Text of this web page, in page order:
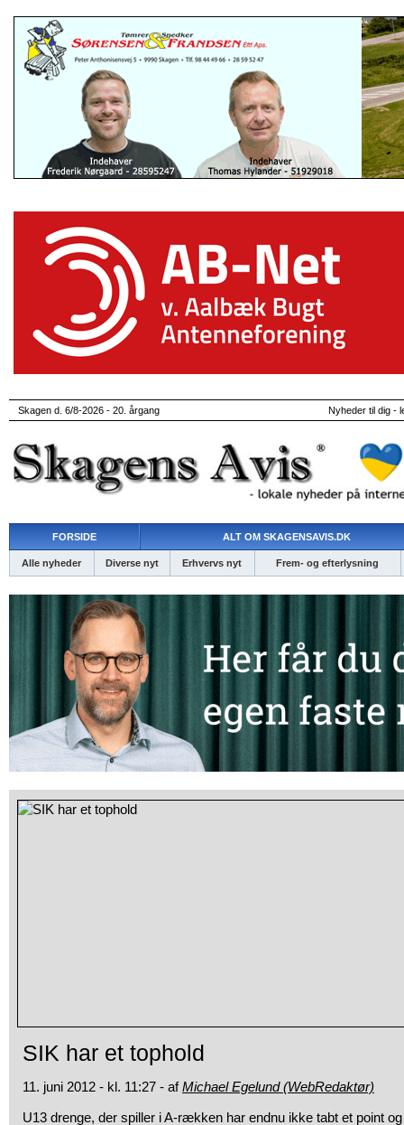
Skagen d. 6/8-2026 - 20. årgang Nyheder til dig -
FORSIDE ALT OM SKAGENSAVIS.DK
Alle nyheder Diverse nyt Erhvervs nyt Frem- og efterlysning
SIK har et tophold
11. juni 2012 - kl. 11:27 - afMichael Egelund (WebRedaktør)
U13 drenge, der spiller i A-rækken har endnu ikke tabt et point